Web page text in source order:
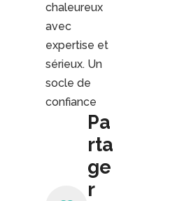
chaleureux
avec
expertise et
sérieux. Un
socle de
confiance
Pa
rta
ge
r